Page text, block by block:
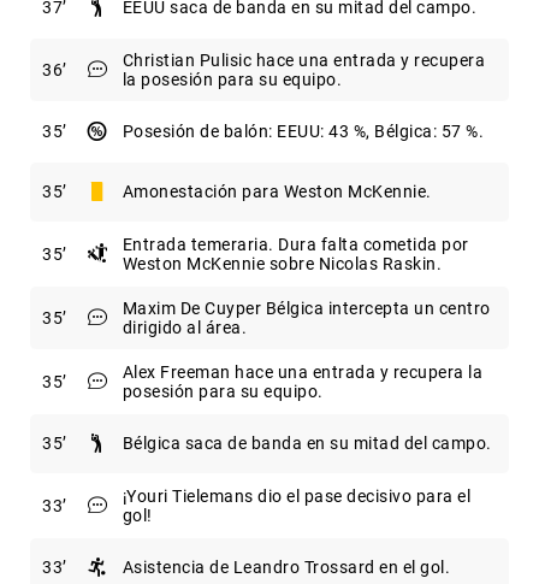
37 EEUU saca de banda en su mitad del campo.
36
Christian Pulisic hace una entrada y recupera
la posesión para su equipo.
35 Posesión de balón: EEUU: 43 %, Bélgica: 57 %.
35 Amonestación para Weston McKennie.
35
Entrada temeraria. Dura falta cometida por
Weston McKennie sobre Nicolas Raskin.
35
Maxim De Cuyper Bélgica intercepta un centro
dirigido al área.
35
Alex Freeman hace una entrada y recupera la
posesión para su equipo.
35 Bélgica saca de banda en su mitad del campo.
33
¡Youri Tielemans dio el pase decisivo para el
gol!
33 Asistencia de Leandro Trossard en el gol.